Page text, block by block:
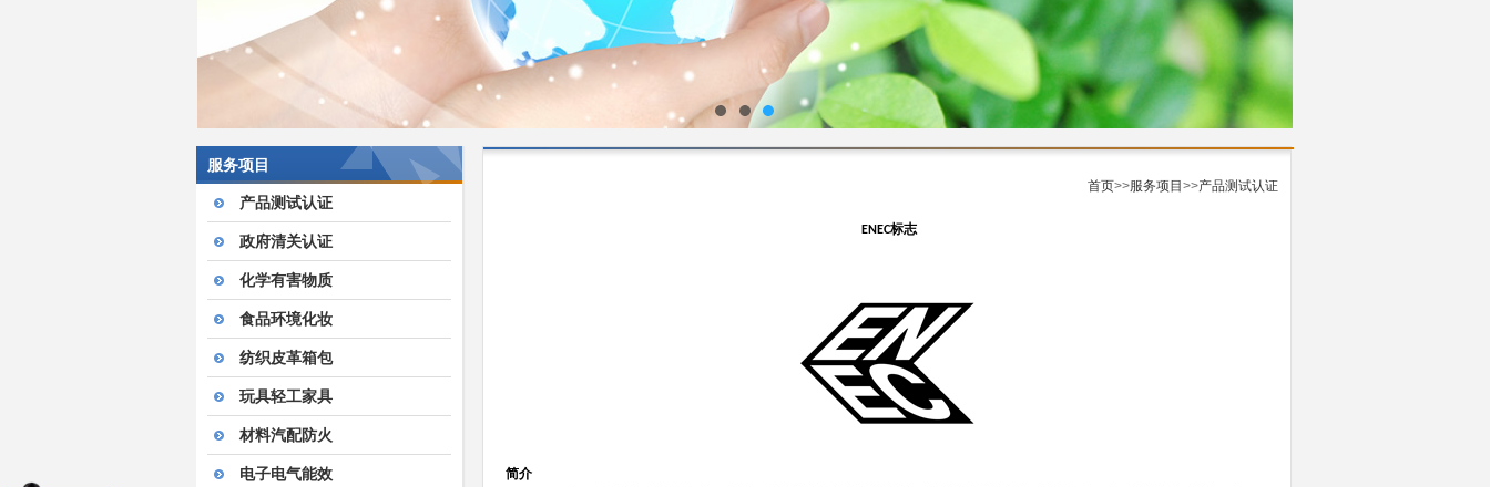
1 2 3
服务项目
产品测试认证
政府清关认证
化学有害物质
食品环境化妆
纺织皮革箱包
玩具轻工家具
材料汽配防火
电子电气能效
首页>>服务项目 >>产品测试认证
ENEC标志
简介